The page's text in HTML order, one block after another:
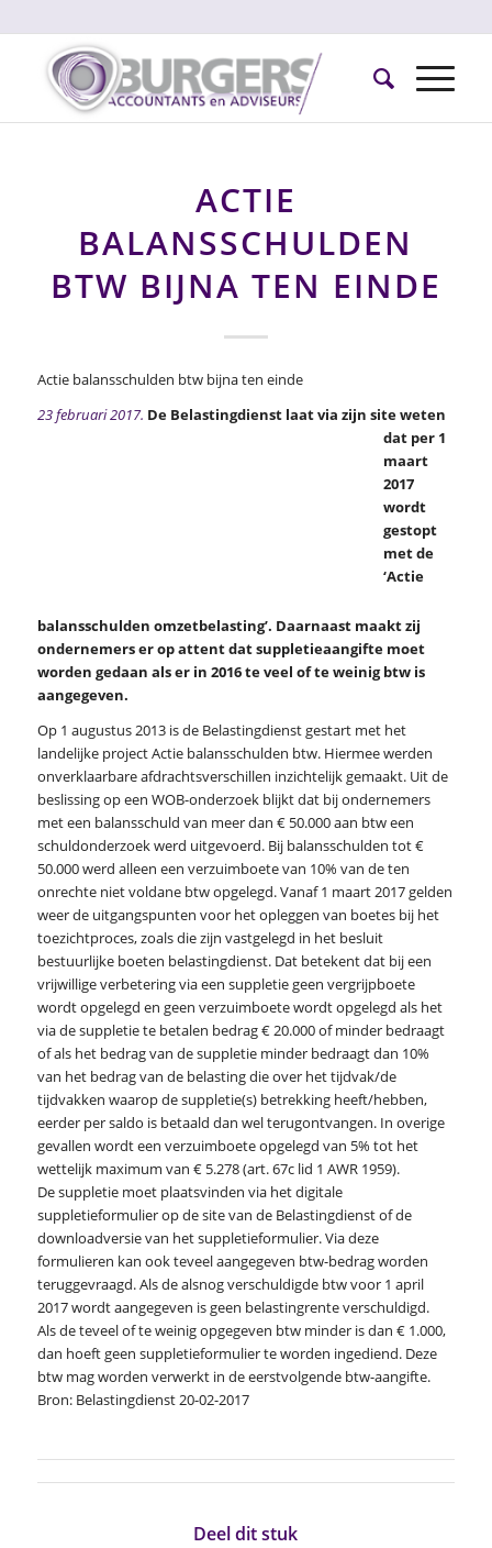
ACTIE
BALANSSCHULDEN
BTW BIJNA TEN EINDE
Actie balansschulden btw bijna ten einde
23 februari 2017. De Belastingdienst laat via zijn site weten
dat per 1
maart
2017
wordt
gestopt
met de
‘Actie
balansschulden omzetbelasting’. Daarnaast maakt zij
ondernemers er op attent dat suppletieaangifte moet
worden gedaan als er in 2016 te veel of te weinig btw is
aangegeven.
Op 1 augustus 2013 is de Belastingdienst gestart met het
landelijke project Actie balansschulden btw. Hiermee werden
onverklaarbare afdrachtsverschillen inzichtelijk gemaakt. Uit de
beslissing op een WOB-onderzoek blijkt dat bij ondernemers
met een balansschuld van meer dan € 50.000 aan btw een
schuldonderzoek werd uitgevoerd. Bij balansschulden tot €
50.000 werd alleen een verzuimboete van 10% van de ten
onrechte niet voldane btw opgelegd. Vanaf 1 maart 2017 gelden
weer de uitgangspunten voor het opleggen van boetes bij het
toezichtproces, zoals die zijn vastgelegd in het besluit
bestuurlijke boeten belastingdienst. Dat betekent dat bij een
vrijwillige verbetering via een suppletie geen vergrijpboete
wordt opgelegd en geen verzuimboete wordt opgelegd als het
via de suppletie te betalen bedrag € 20.000 of minder bedraagt
of als het bedrag van de suppletie minder bedraagt dan 10%
van het bedrag van de belasting die over het tijdvak/de
tijdvakken waarop de suppletie(s) betrekking heeft/hebben,
eerder per saldo is betaald dan wel terugontvangen. In overige
gevallen wordt een verzuimboete opgelegd van 5% tot het
wettelijk maximum van € 5.278 (art. 67c lid 1 AWR 1959).
De suppletie moet plaatsvinden via het digitale
suppletieformulier op de site van de Belastingdienst of de
downloadversie van het suppletieformulier. Via deze
formulieren kan ook teveel aangegeven btw-bedrag worden
teruggevraagd. Als de alsnog verschuldigde btw voor 1 april
2017 wordt aangegeven is geen belastingrente verschuldigd.
Als de teveel of te weinig opgegeven btw minder is dan € 1.000,
dan hoeft geen suppletieformulier te worden ingediend. Deze
btw mag worden verwerkt in de eerstvolgende btw-aangifte.
Bron: Belastingdienst 20-02-2017
Deel dit stuk